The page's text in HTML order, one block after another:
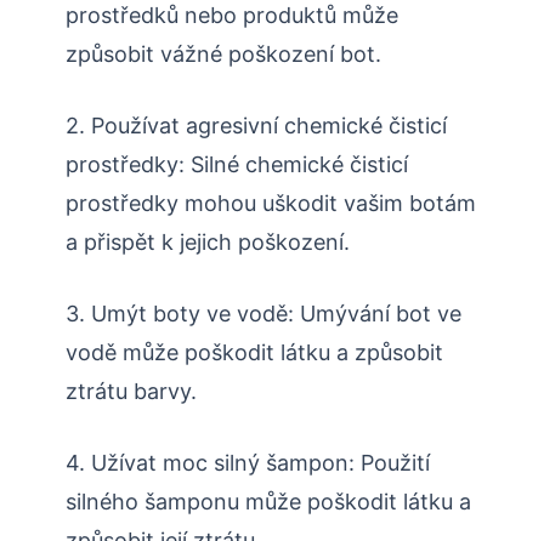
prostředků nebo produktů může
způsobit vážné poškození bot.
2. Používat agresivní chemické čisticí
prostředky: Silné chemické čisticí
prostředky mohou uškodit vašim botám
a přispět k jejich poškození.
3. Umýt boty ve vodě: Umývání bot ve
vodě může poškodit látku a způsobit
ztrátu barvy.
4. Užívat moc silný šampon: Použití
silného šamponu může poškodit látku a